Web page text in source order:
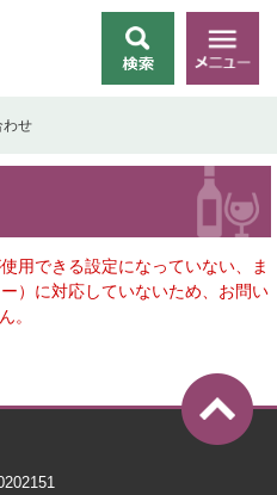
索
メ
ニ
わせ
用できる設定になっていない、ま
）に対応していないため、お問い
。